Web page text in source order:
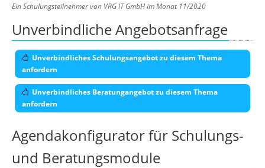
Ein Schulungsteilnehmer von VRG IT GmbH im Monat 11/2020
Unverbindliche Angebotsanfrage
Unverbindliches Schulungsangebot zu diesem Thema
anfordern
Unverbindliches Beratungangebot zu diesem Thema
anfordern
Agendakonfigurator für Schulungs-
und Beratungsmodule